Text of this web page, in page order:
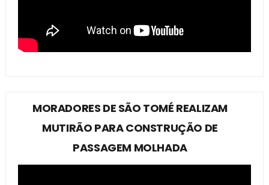
MORADORES DE SÃO TOMÉ REALIZAM
MUTIRÃO PARA CONSTRUÇÃO DE
PASSAGEM MOLHADA